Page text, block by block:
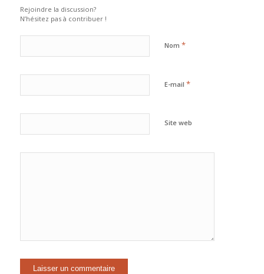
Rejoindre la discussion?
N’hésitez pas à contribuer !
Nom *
E-mail *
Site web